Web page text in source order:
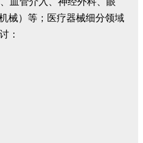
械）等；医疗器械细分领域
：